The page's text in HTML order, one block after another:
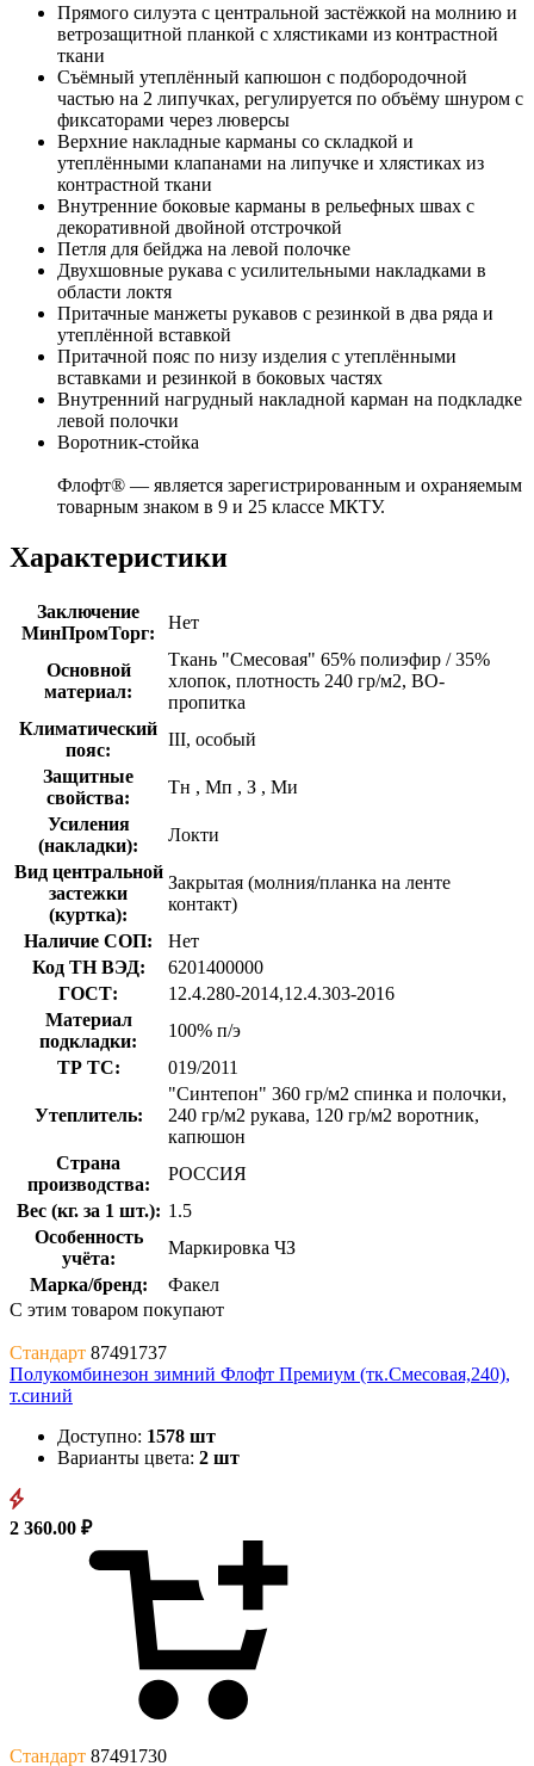
Прямого силуэта с центральной застёжкой на молнию и
ветрозащитной планкой с хлястиками из контрастной
ткани
Съёмный утеплённый капюшон с подбородочной
частью на 2 липучках, регулируется по объёму шнуром с
фиксаторами через люверсы
Верхние накладные карманы со складкой и
утеплёнными клапанами на липучке и хлястиках из
контрастной ткани
Внутренние боковые карманы в рельефных швах с
декоративной двойной отстрочкой
Петля для бейджа на левой полочке
Двухшовные рукава с усилительными накладками в
области локтя
Притачные манжеты рукавов с резинкой в два ряда и
утеплённой вставкой
Притачной пояс по низу изделия с утеплёнными
вставками и резинкой в боковых частях
Внутренний нагрудный накладной карман на подкладке
левой полочки
Воротник-стойка
Флофт® — является зарегистрированным и охраняемым
товарным знаком в 9 и 25 классе МКТУ.
Характеристики
Заключение
МинПромТорг:
Нет
Основной
материал:
Ткань "Смесовая" 65% полиэфир / 35%
хлопок, плотность 240 гр/м2, ВО-
пропитка
Климатический
пояс:
III, особый
Защитные
свойства:
Тн , Мп , З , Ми
Усиления
(накладки):
Локти
Вид центральной
застежки
(куртка):
Закрытая (молния/планка на ленте
контакт)
Наличие СОП:
Нет
Код ТН ВЭД:
6201400000
ГОСТ:
12.4.280-2014,12.4.303-2016
Материал
подкладки:
100% п/э
ТР ТС:
019/2011
Утеплитель:
"Синтепон" 360 гр/м2 спинка и полочки,
240 гр/м2 рукава, 120 гр/м2 воротник,
капюшон
Страна
производства:
РОССИЯ
Вес (кг. за 1 шт.): 1.5
Особенность
учёта:
Маркировка ЧЗ
Марка/бренд:
Факел
С этим товаром покупают
Стандарт 87491737
Полукомбинезон зимний Флофт Премиум (тк.Смесовая,240),
т.синий
Доступно: 1578 шт
Варианты цвета: 2 шт
2 360.00 ₽
Стандарт 87491730